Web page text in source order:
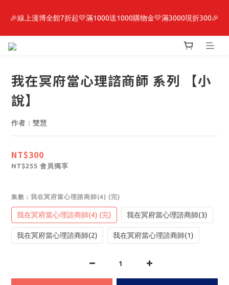
最新開賣🔥「全知讀者視角」 周邊商品
🎉線上漫博全館7折起💛滿1000送1000購物金💛滿3000現折300🎉
【抽籤堂】 影之強者、你又被殺了呢，偵探大人、約會大作戰、
最新開賣🔥「全知讀者視角」 周邊商品
我在冥府當心理諮商師 系列 【小
說】
作者：雙慧
NT$300
NT$255 會員獨享
集數 : 我在冥府當心理諮商師(4) (完)
我在冥府當心理諮商師(4) (完) 我在冥府當心理諮商師(3)
我在冥府當心理諮商師(2) 我在冥府當心理諮商師(1)